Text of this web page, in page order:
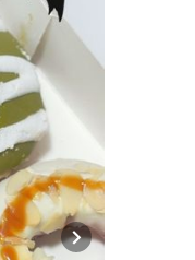
Next slide